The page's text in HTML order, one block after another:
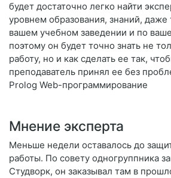
будет достаточно легко найти
уровнем образования, знаний, даже
вашем учебном заведении и по
поэтому он будет точно знать не
работу, но и как сделать ее так,
преподаватель принял ее без
Prolog Web-программирование
Мнение эксперта
Меньше недели оставалось до
работы. По совету одногруппника
Студворк, он заказывал там в